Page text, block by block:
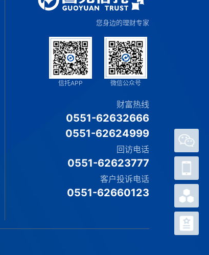
官方
客户
APP
热销
产品
您身边的理财专家
信托APP 微信公众号
财富热线
0551-62632666
0551-62624999
回访电话
0551-62623777
客户投诉电话
0551-62660123